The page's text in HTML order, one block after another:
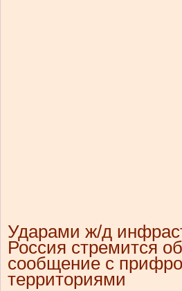
Ударами ж/д
Россия стремится
сообщение с
территориями